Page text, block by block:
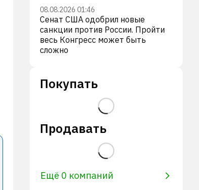
08.08.2026 01:46
Сенат США одобрил новые
санкции против России. Пройти
весь Конгресс может быть
сложно
Покупать
Продавать
Ещё 0 компаний